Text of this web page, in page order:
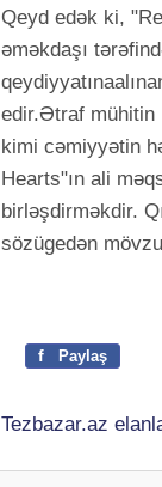
Qeyd edək ki,
əməkdaşı
edir.Ətraf mühitin
kimi cəmiyyətin
Hearts"ın ali
birləşdirməkdir.
sözügedən
f Paylaş
Tezbazar.az